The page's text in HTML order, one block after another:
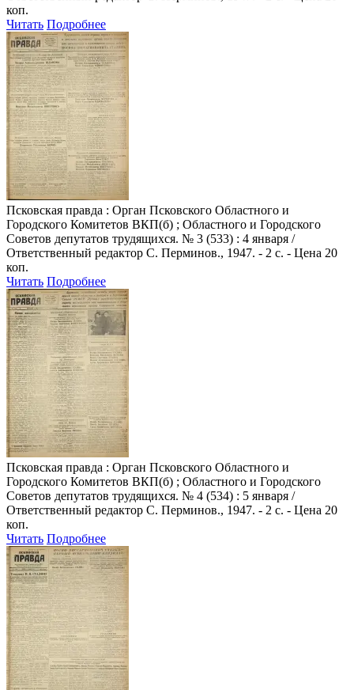
коп.
Читать Подробнее
Псковская правда : Орган Псковского Областного и
Городского Комитетов ВКП(б) ; Областного и Городского
Советов депутатов трудящихся. № 3 (533) : 4 января /
Ответственный редактор С. Перминов., 1947. - 2 с. - Цена 20
коп.
Читать Подробнее
Псковская правда : Орган Псковского Областного и
Городского Комитетов ВКП(б) ; Областного и Городского
Советов депутатов трудящихся. № 4 (534) : 5 января /
Ответственный редактор С. Перминов., 1947. - 2 с. - Цена 20
коп.
Читать Подробнее